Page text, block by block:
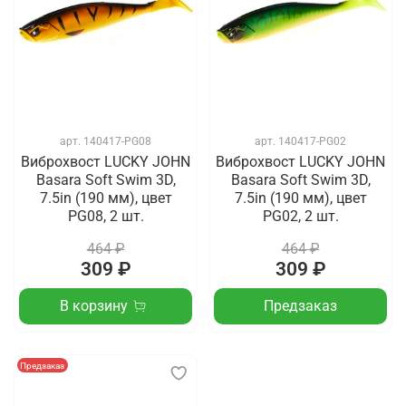
арт. 140417-PG08
Виброхвост LUCKY JOHN
Basara Soft Swim 3D,
7.5in (190 мм), цвет
PG08, 2 шт.
464 ₽
309 ₽
В корзину
арт. 140417-PG02
Виброхвост LUCKY JOHN
Basara Soft Swim 3D,
7.5in (190 мм), цвет
PG02, 2 шт.
464 ₽
309 ₽
Предзаказ
Предзаказ